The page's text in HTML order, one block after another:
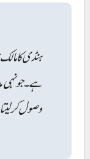
ہنڈی کا
ہے۔ جونہی
وصول کر